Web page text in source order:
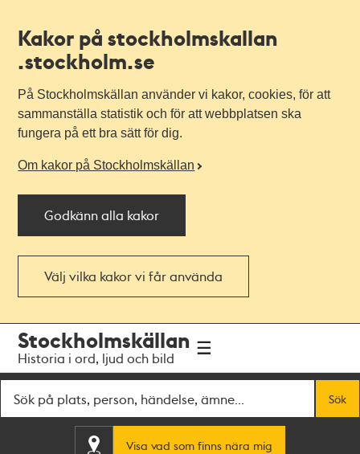
Kakor på stockholmskallan
.stockholm.se
På Stockholmskällan använder vi kakor, cookies, för att
sammanställa statistik och för att webbplatsen ska
fungera på ett bra sätt för dig.
Om kakor på Stockholmskällan
Godkänn alla kakor
Välj vilka kakor vi får använda
navigationen
huvudinnehållet
Stockholmskällan
Historia i ord, ljud och bild
Sök
Visa vad som finns nära mig